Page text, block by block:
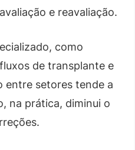
e reavaliação.
como
de transplante e
entre setores tende a
na prática, diminui o